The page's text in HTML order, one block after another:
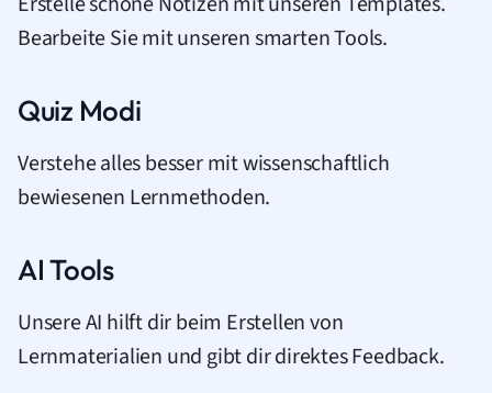
Bearbeite Sie mit unseren smarten Tools.
Quiz Modi
Verstehe alles besser mit wissenschaftlich
bewiesenen Lernmethoden.
AI Tools
Unsere AI hilft dir beim Erstellen von
Lernmaterialien und gibt dir direktes Feedback.